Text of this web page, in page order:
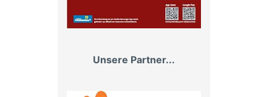
Unsere Partner...